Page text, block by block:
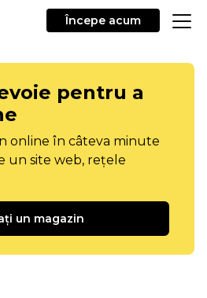
Începe acum
pentru a
online în câteva minute
un site web, rețele
un magazin